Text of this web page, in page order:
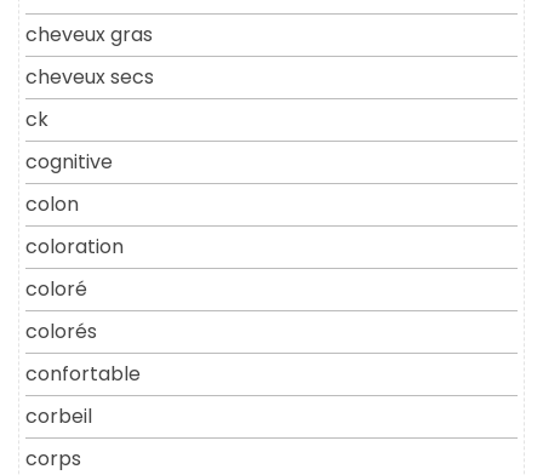
cheveux gras
cheveux secs
ck
cognitive
colon
coloration
coloré
colorés
confortable
corbeil
corps